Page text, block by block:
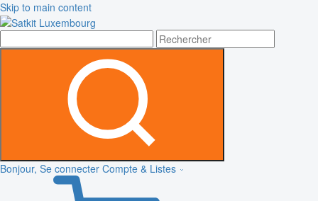
Skip to main content
Bonjour, Se connecter Compte & Listes